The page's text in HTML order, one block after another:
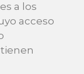
a los
acceso